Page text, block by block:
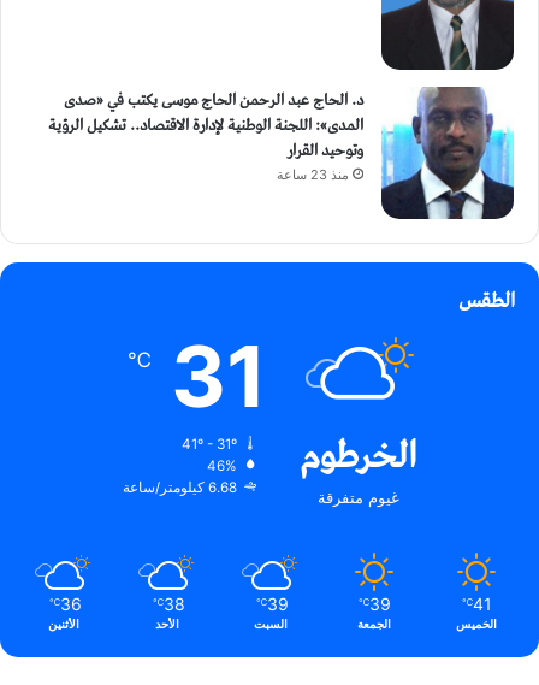
د. الحاج عبد الرحمن الحاج موسى يكتب في «صدى
المدى»: اللجنة الوطنية لإدارة الاقتصاد.. تشكيل الرؤية
وتوحيد القرار
منذ 23 ساعة
الطقس
الخرطوم
غيوم متفرقة
31
℃
46%
6.68 كيلومتر/ساعة
41
℃
الخميس
39
℃
الجمعة
39
℃
السبت
38
℃
الأحد
36
℃
الأثنين